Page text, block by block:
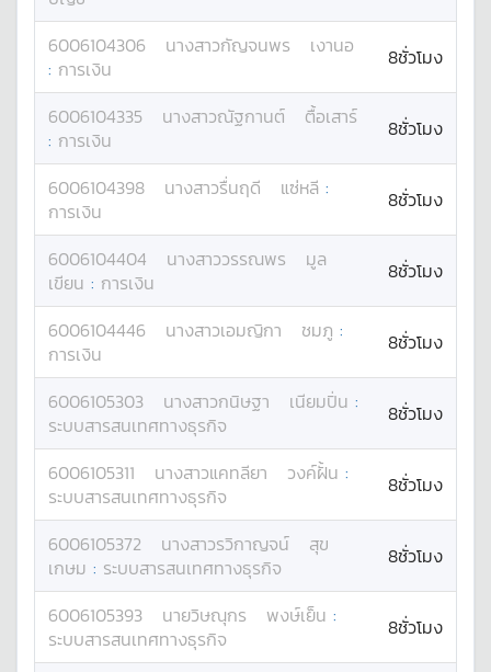
6006104306
นางสาวกัญจนพร
เงานอ
: การเงิน 8ชั่วโมง
6006104335 นางสาวณัฐกานต์
ตื้อเสาร์
: การเงิน 8ชั่วโมง
6006104398 นางสาวรื่นฤดี แซ่หลี :
การเงิน
8ชั่วโมง
6006104404 นางสาววรรณพร
มูล
เขียน : การเงิน 8ชั่วโมง
6006104446 นางสาวเอมญิกา ชมภู :
การเงิน
8ชั่วโมง
6006105303 นางสาวกนิษฐา เนียมปิ่น :
ระบบสารสนเทศทางธุรกิจ
8ชั่วโมง
6006105311 นางสาวแคทลียา วงค์ฝั้น :
ระบบสารสนเทศทางธุรกิจ
8ชั่วโมง
6006105372 นางสาวรวิกาญจน์
สุข
เกษม : ระบบสารสนเทศทางธุรกิจ 8ชั่วโมง
6006105393 นายวิษณุกร พงษ์เย็น :
ระบบสารสนเทศทางธุรกิจ
8ชั่วโมง